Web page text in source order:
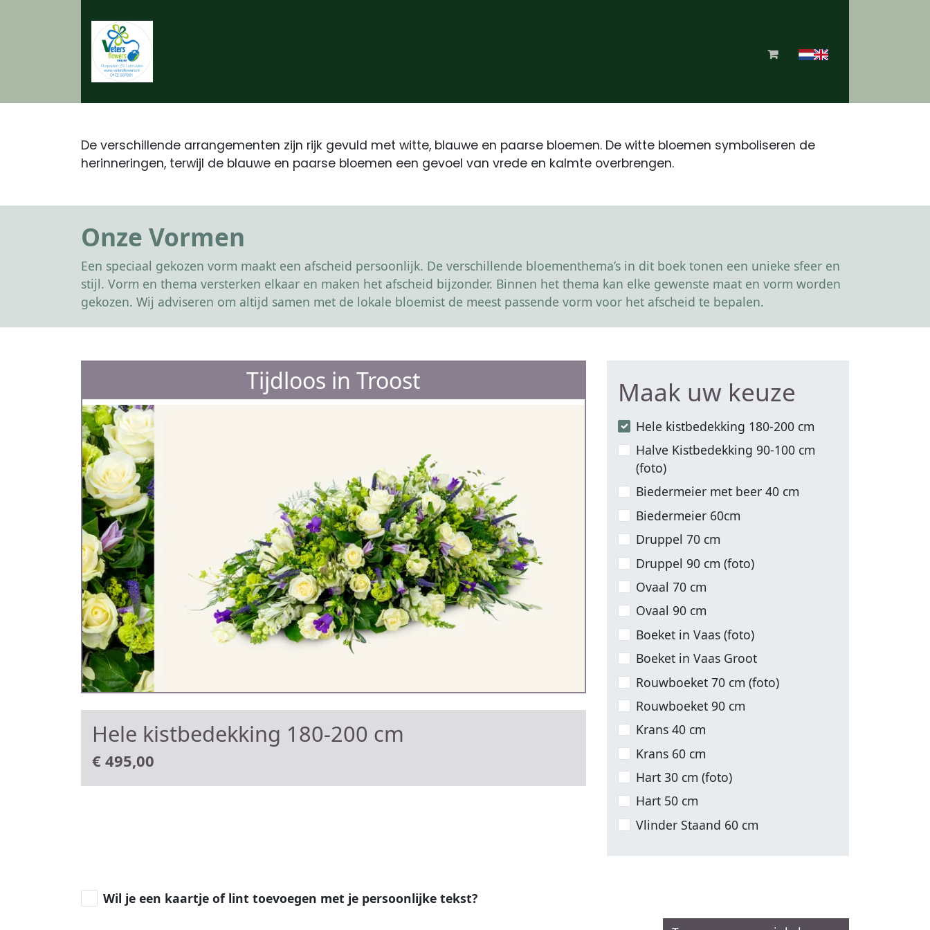
De verschillende arrangementen zijn rijk gevuld met witte, blauwe en paarse bloemen. De witte bloemen symboliseren de
herinneringen, terwijl de blauwe en paarse bloemen een gevoel van vrede en kalmte overbrengen.
Onze Vormen
Een speciaal gekozen vorm maakt een afscheid persoonlijk. De verschillende bloementhema’s in dit boek tonen een unieke sfeer en
stijl. Vorm en thema versterken elkaar en maken het afscheid bijzonder. Binnen het thema kan elke gewenste maat en vorm worden
gekozen. Wij adviseren om altijd samen met de lokale bloemist de meest passende vorm voor het afscheid te bepalen.
Tijdloos in Troost
Hele kistbedekking 180-200 cm
€ 495,00
Maak uw keuze
Hele kistbedekking 180-200 cm
Halve Kistbedekking 90-100 cm
(foto)
Biedermeier met beer 40 cm
Biedermeier 60cm
Druppel 70 cm
Druppel 90 cm (foto)
Ovaal 70 cm
Ovaal 90 cm
Boeket in Vaas (foto)
Boeket in Vaas Groot
Rouwboeket 70 cm (foto)
Rouwboeket 90 cm
Krans 40 cm
Krans 60 cm
Hart 30 cm (foto)
Hart 50 cm
Vlinder Staand 60 cm
Wil je een kaartje of lint toevoegen met je persoonlijke tekst?